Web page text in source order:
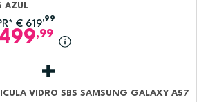
AZUL
€ 619
,99
499,99
VIDRO SBS SAMSUNG GALAXY A57